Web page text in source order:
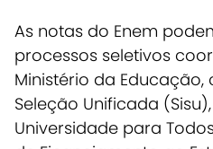
As notas do Enem
processos seletivos
Ministério da
Seleção Unificada
Universidade para